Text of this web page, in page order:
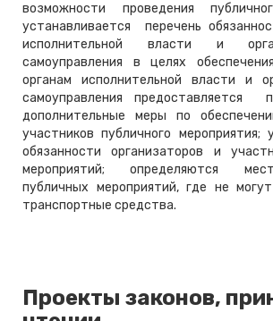
возможности проведения
устанавливается перечень
исполнительной власти и
самоуправления в целях
органам исполнительной власти и
самоуправления предоставляется
дополнительные меры по
участников публичного мероприятия;
обязанности организаторов и
мероприятий; определяются
публичных мероприятий, где не могут
транспортные средства.
Проекты законов,